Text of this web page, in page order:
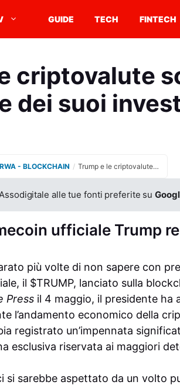
GUIDE TECH FINTECH
criptovalute
dei suoi
- BLOCKCHAIN / Trump e le criptovalute scopri cosa dice sul valore dei suoi investimenti digitali
alle tue fonti preferite su
ufficiale Trump
più volte di non sapere con
il $TRUMP, lanciato sulla
Press il 4 maggio, il presidente ha
l’andamento economico della
registrato un’impennata
esclusiva riservata ai maggiori
si sarebbe aspettato da un volto